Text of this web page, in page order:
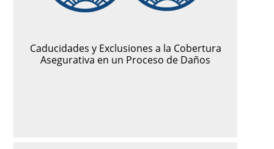
Caducidades y Exclusiones a la Cobertura
Asegurativa en un Proceso de Daños